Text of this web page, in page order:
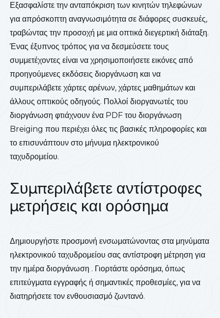
Εξασφαλίστε την ανταπόκριση των κινητών τηλεφώνων
για απρόσκοπτη αναγνωσιμότητα σε διάφορες συσκευές,
τραβώντας την προσοχή με μια οπτικά διεγερτική διάταξη.
Ένας έξυπνος τρόπος για να δεσμεύσετε τους
συμμετέχοντες είναι να χρησιμοποιήσετε εικόνες από
προηγούμενες εκδόσεις διοργάνωση και να
συμπεριλάβετε χάρτες αρένων, χάρτες μαθημάτων και
άλλους οπτικούς οδηγούς. Πολλοί διοργανωτές του
διοργάνωση φτιάχνουν ένα PDF του διοργάνωση
Breiging που περιέχει όλες τις βασικές πληροφορίες και
το επισυνάπτουν στο μήνυμα ηλεκτρονικού
ταχυδρομείου.
Συμπεριλάβετε αντίστροφες
μετρήσεις και ορόσημα
Δημιουργήστε προσμονή ενσωματώνοντας στα μηνύματα
ηλεκτρονικού ταχυδρομείου σας αντίστροφη μέτρηση για
την ημέρα διοργάνωση . Γιορτάστε ορόσημα, όπως
επιτεύγματα εγγραφής ή σημαντικές προθεσμίες, για να
διατηρήσετε τον ενθουσιασμό ζωντανό.